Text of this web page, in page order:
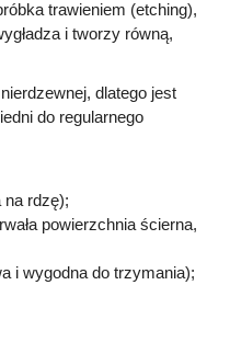
trawieniem (etching),
i tworzy równą,
dlatego jest
do regularnego
na rdzę);
powierzchnia ścierna,
i wygodna do trzymania);